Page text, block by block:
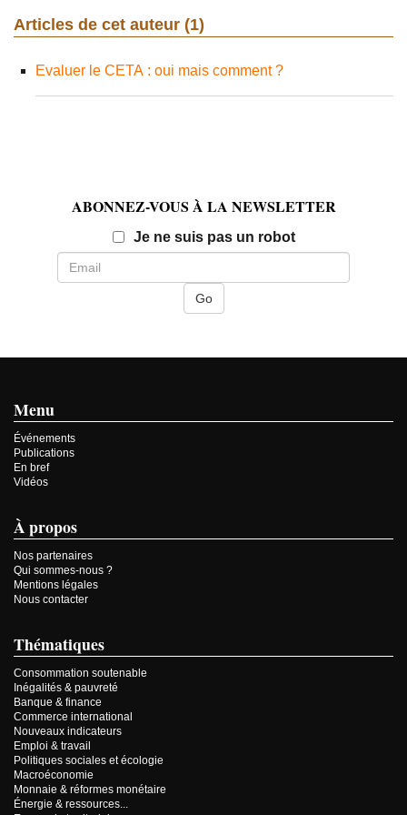
Articles de cet auteur (1)
Evaluer le CETA : oui mais comment ?
ABONNEZ-VOUS À LA NEWSLETTER
Je ne suis pas un robotEmail
Menu
Événements
Publications
En bref
Vidéos
À propos
Nos partenaires
Qui sommes-nous ?
Mentions légales
Nous contacter
Thématiques
Consommation soutenable
Inégalités & pauvreté
Banque & finance
Commerce international
Nouveaux indicateurs
Emploi & travail
Politiques sociales et écologie
Macroéconomie
Monnaie & réformes monétaire
Énergie & ressources...